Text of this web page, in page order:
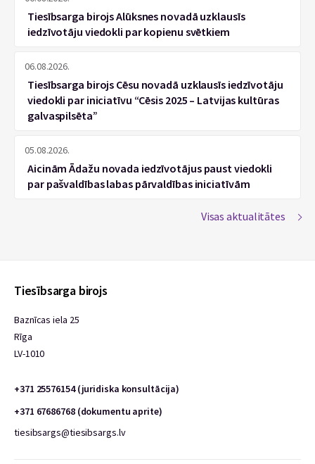
Tiesībsarga birojs Alūksnes novadā uzklausīs
iedzīvotāju viedokli par kopienu svētkiem
06.08.2026.
Tiesībsarga birojs Cēsu novadā uzklausīs iedzīvotāju
viedokli par iniciatīvu “Cēsis 2025 – Latvijas kultūras
galvaspilsēta”
05.08.2026.
Aicinām Ādažu novada iedzīvotājus paust viedokli
par pašvaldības labas pārvaldības iniciatīvām
Visas aktualitātes
Tiesībsarga birojs
Baznīcas iela 25
Rīga
LV-1010
+371 25576154 (juridiska konsultācija)
+371 67686768 (dokumentu aprite)
tiesibsargs@tiesibsargs.lv